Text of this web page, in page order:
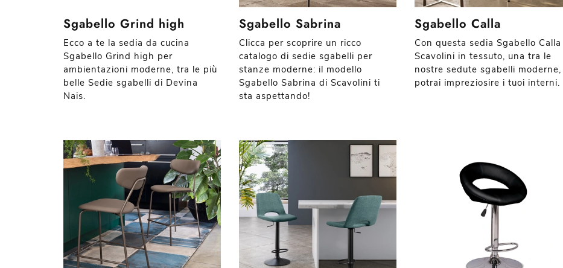
Sgabello Grind high
Ecco a te la sedia da cucina
Sgabello Grind high per
ambientazioni moderne, tra le più
belle Sedie sgabelli di Devina
Nais.
Sgabello Sabrina
Clicca per scoprire un ricco
catalogo di sedie sgabelli per
stanze moderne: il modello
Sgabello Sabrina di Scavolini ti
sta aspettando!
Sgabello Calla
Con questa sedia Sgabello Calla
Scavolini in tessuto, una tra le
nostre sedute sgabelli moderne,
potrai impreziosire i tuoi interni.